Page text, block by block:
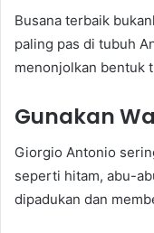
Busana terbaik
paling pas di tubuh
menonjolkan bentuk
Gunakan
Giorgio Antonio
seperti hitam, abu-
dipadukan dan